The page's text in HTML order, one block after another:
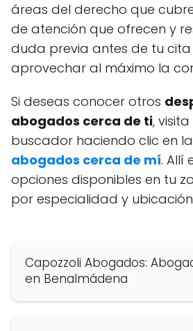
áreas del derecho que
de atención que ofrecen y
duda previa antes de tu
aprovechar al máximo la
Si deseas conocer otros
abogados cerca de ti,
buscador haciendo clic en
abogados cerca de mí. Allí
opciones disponibles en tu
por especialidad y
Capozzoli Abogados:
en Benalmádena